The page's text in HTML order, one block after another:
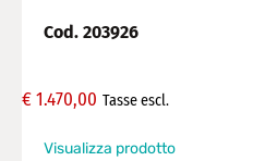
Cod. 203926
€1.470,00 Tasse escl.
Visualizza prodotto